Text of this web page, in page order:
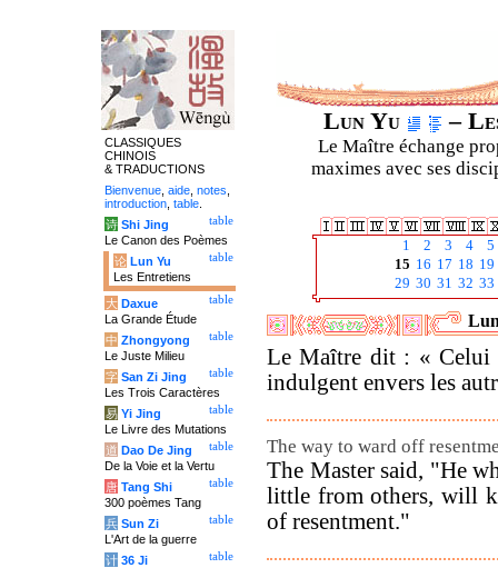
Lun Yu –
Le Maître échange
maximes avec ses
1 2 3 4
5
15 16 17 18 19
29 30 31 32 33
Le Maître dit : « Celui
indulgent envers les
The way to ward off
The Master said, "He
little from others, will
of resentment."
CLASSIQUES
CHINOIS
& TRADUCTIONS
Bienvenue aide notes
introduction table
table
诗 Shi Jing
Le Canon des Poèmes
table
论 Lun Yu
Les Entretiens
table
大 Daxue
La Grande Étude
table
中 Zhongyong
Le Juste Milieu
table
字 San Zi Jing
Les Trois Caractères
table
易 Yi Jing
Le Livre des Mutations
table
道 Dao De Jing
De la Voie et la Vertu
table
唐 Tang Shi
300 poèmes Tang
table
兵 Sun Zi
L'Art de la guerre
table
计 36 Ji